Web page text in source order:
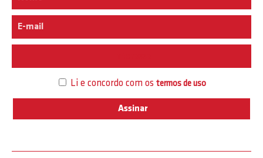
Li e concordo com os termos de uso